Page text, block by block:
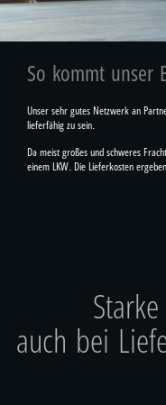
So kommt unser
Unser sehr gutes Netzwerk an
lieferfähig zu sein.
Da meist großes und schweres
einem LKW. Die Lieferkosten
auch bei